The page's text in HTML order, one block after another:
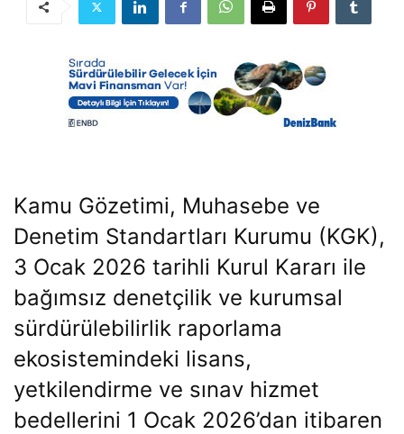
Kamu Gözetimi, Muhasebe ve
Denetim Standartları Kurumu (KGK),
3 Ocak 2026 tarihli Kurul Kararı ile
bağımsız denetçilik ve kurumsal
sürdürülebilirlik raporlama
ekosistemindeki lisans,
yetkilendirme ve sınav hizmet
bedellerini 1 Ocak 2026’dan itibaren